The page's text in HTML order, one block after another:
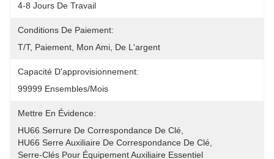
4-8 Jours De Travail
Conditions De Paiement:
T/T, Paiement, Mon Ami, De L'argent
Capacité D'approvisionnement:
99999 Ensembles/mois
Mettre En Évidence:
HU66 Serrure De Correspondance De Clé
HU66 Serre Auxiliaire De Correspondance De Clé
Serre-Clés Pour Équipement Auxiliaire Essentiel